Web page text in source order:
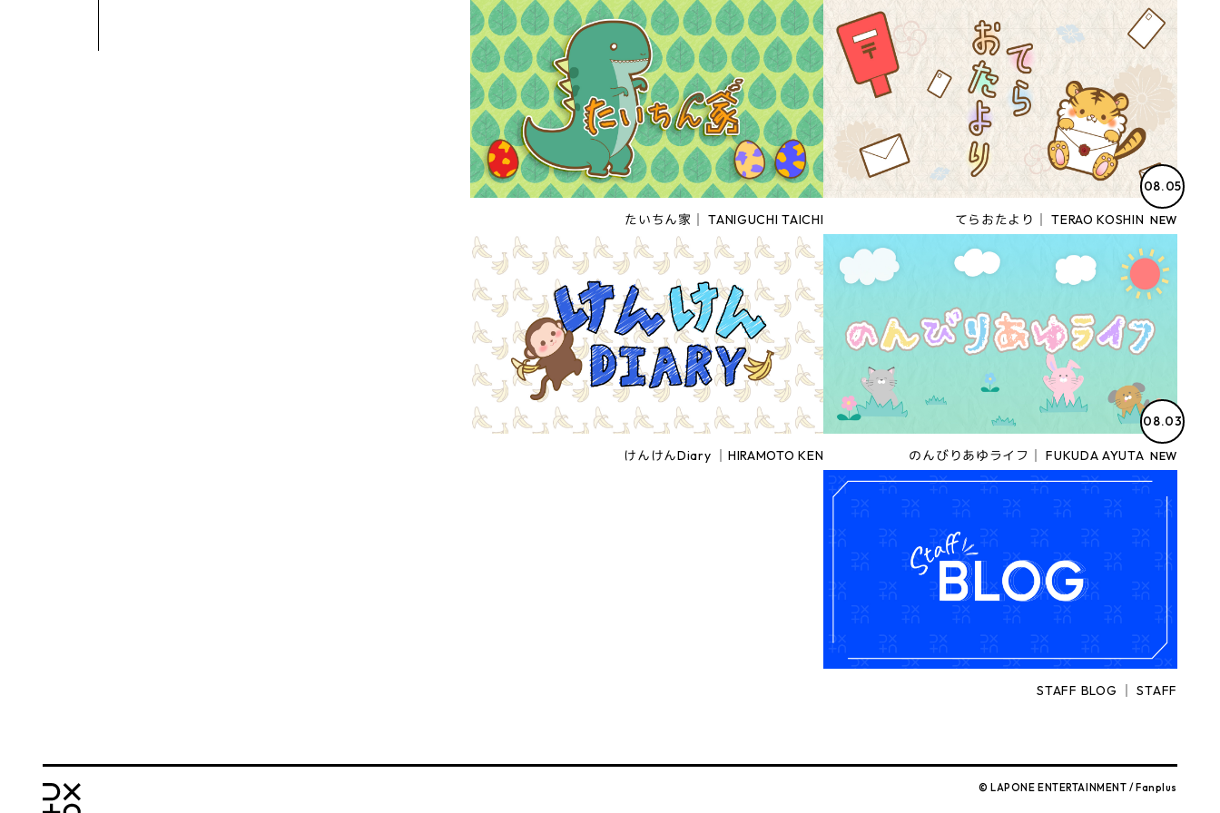
たいちん家│ TANIGUCHI TAICHI
08.05
てらおたより│ TERAO KOSHIN
けんけんDiary │HIRAMOTO KEN
08.03
のんびりあゆライフ│ FUKUDA AYUTA
STAFF BLOG │ STAFF
© LAPONE ENTERTAINMENT / Fanplus